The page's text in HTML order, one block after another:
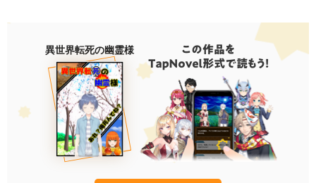
異世界転死の幽霊様